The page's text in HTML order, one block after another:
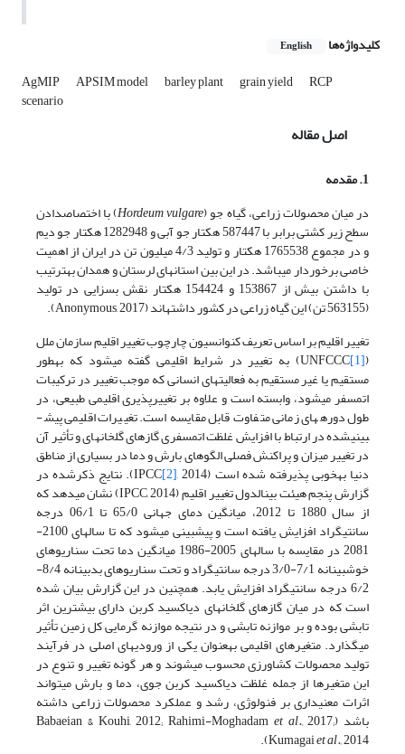
کلیدواژه‌ها English
AgMIP APSIM model barley plant grain yield RCP
scenario
اصل مقاله
1. مقدمه
در میان محصولات زراعی، گیاه جو (
Hordeumvulgare ) با اختصاص­دادن
سطح زیر کشتی برابر با 587447 هکتار جو آبی و 1282948 هکتار جو دیم
و در مجموع 1765538 هکتار و تولید 4/3 میلیون تن در ایران از اهمیت
خاصی برخوردار می­باشد. در این بین استان­های لرستان و همدان به­ترتیب
با داشتن بیش از 153867 و 154424 هکتار نقش بسزایی در تولید
(563155 تن) این گیاه زراعی در کشور داشته­اند (Anonymous, 2017).
تغییر اقلیم بر اساس تعریف کنوانسیون چارچوب تغییر اقلیم سازمان ملل
(UNFCCC
[1] ) به تغییر در شرایط اقلیمی گفته می­شود که به­طور
مستقیم یا غیر مستقیم به فعالیت­های انسانی که موجب تغییر در ترکیبات
اتمسفر می­شود، وابسته است و علاوه بر تغییرپذیری اقلیمی طبیعی، در
طول دوره­های زمانی متفاوت قابل مقایسه است. تغییرات اقلیمی پیش­
بینی­شده در ارتباط با افزایش غلظت اتمسفری گازهای گلخانه­ای و تأثیر آن
در تغییر میزان و پراکنش فصلی الگوهای بارش و دما در بسیاری از مناطق
دنیا به­خوبی پذیرفته شده است (IPCC [2] , 2014). نتایج ذکر­شده در
گزارش پنجم هیئت بین­الدول تغییر اقلیم (IPCC, 2014) نشان می­دهد که
از سال 1880 تا 2012، میانگین دمای جهانی 65/0 تا 06/1 درجه
سانتیگراد افزایش یافته است و پیش­بینی می­شود که تا سال­های 2100-
2081 در مقایسه با سال­های 2005-1986 میانگین دما تحت سناریوهای
خوش­بینانه 7/1-3/0 درجه سانتیگراد و تحت سناریوهای بدبینانه 8/4-
6/2 درجه سانتی­گراد افزایش یابد. همچنین در این گزارش بیان شده
است که در میان گازهای گلخانه­ای دی­اکسید کربن دارای بیشترین اثر
تابشی بوده و بر موازنه تابشی و در نتیجه موازنه گرمایی کل زمین تأثیر
می­گذارد. متغیرهای اقلیمی به­عنوان یکی از ورودی­های اصلی در فرآیند
تولید محصولات کشاورزی محسوب می­شوند و هر گونه تغییر و تنوع در
این متغیرها از جمله غلظت دی­اکسید کربن جوی، دما و بارش می­تواند
اثرات معنی­داری بر فنولوژی، رشد و عملکرد محصولات زراعی داشته
باشد (Babaeian & Kouhi, 2012; Rahimi-Moghadam et al.,2017;
Kumagaiet al.,2014).